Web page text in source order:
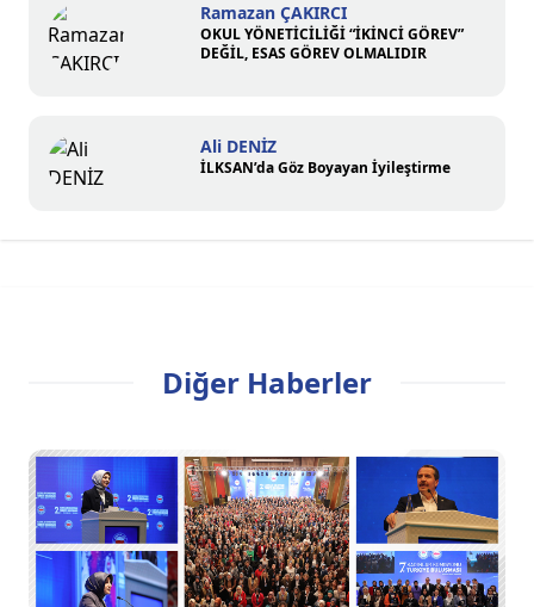
Ramazan ÇAKIRCI
OKUL YÖNETİCİLİĞİ “İKİNCİ GÖREV”
DEĞİL, ESAS GÖREV OLMALIDIR
Ali DENİZ
İLKSAN’da Göz Boyayan İyileştirme
Diğer Haberler